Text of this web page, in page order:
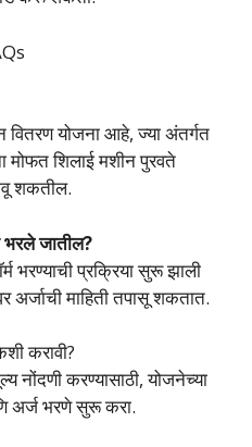
वितरण योजना आहे, ज्या अंतर्गत
मोफत शिलाई मशीन पुरवते
शकतील.
भरले जातील?
भरण्याची प्रक्रिया सुरू झाली
माहिती तपासू शकतात.
करावी?
नोंदणी करण्यासाठी, योजनेच्या
अर्ज भरणे सुरू करा.